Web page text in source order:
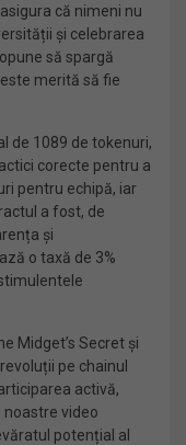
că nimeni nu
și celebrarea
să spargă
merită să fie
de 1089 de tokenuri,
corecte pentru a
pentru echipă, iar
a fost, de
și
o taxă de 3%
Midget’s Secret și
pe chainul
activă,
noastre video
potențial al